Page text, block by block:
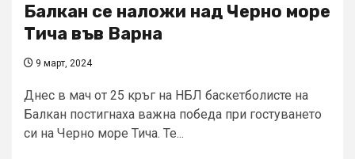
Балкан се наложи над Черно море
Тича във Варна
9 март, 2024
Днес в мач от 25 кръг на НБЛ баскетболисте на
Балкан постигнаха важна победа при гостуването
си на Черно море Тича. Те...